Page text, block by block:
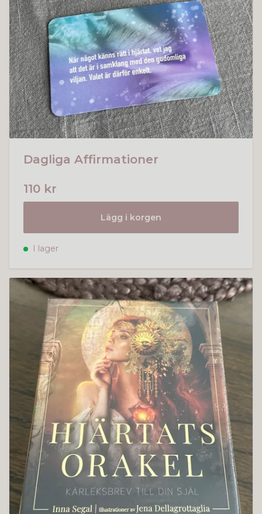
Dagliga Affirmationer
110 kr
Lägg i korgen
I lager